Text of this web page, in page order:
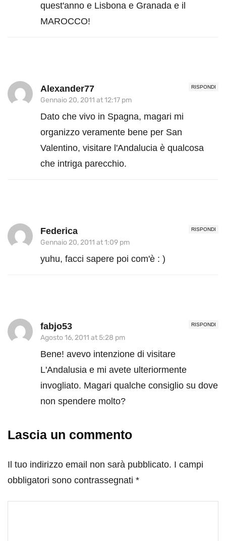
quest'anno e Lisbona e Granada e il
MAROCCO!
RISPONDI
Alexander77
Gennaio 20, 2011 at 12:17 pm
Dato che vivo in Spagna, magari mi
organizzo veramente bene per San
Valentino, visitare l'Andalucia è qualcosa
che intriga parecchio.
RISPONDI
Federica
Gennaio 20, 2011 at 1:09 pm
yuhu, facci sapere poi com'è : )
RISPONDI
fabjo53
Agosto 16, 2011 at 5:28 pm
Bene! avevo intenzione di visitare
L'Andalusia e mi avete ulteriormente
invogliato. Magari qualche consiglio su dove
non spendere molto?
Lascia un commento
Il tuo indirizzo email non sarà pubblicato. I campi
obbligatori sono contrassegnati *